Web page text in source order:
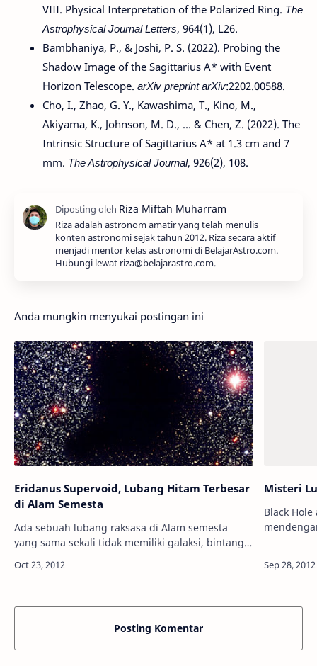
VIII. Physical Interpretation of the Polarized Ring. The
Astrophysical Journal Letters, 964(1), L26.
Bambhaniya, P., & Joshi, P. S. (2022). Probing the
Shadow Image of the Sagittarius A* with Event
Horizon Telescope. arXiv preprint arXiv:2202.00588.
Cho, I., Zhao, G. Y., Kawashima, T., Kino, M.,
Akiyama, K., Johnson, M. D., ... & Chen, Z. (2022). The
Intrinsic Structure of Sagittarius A* at 1.3 cm and 7
mm. The Astrophysical Journal, 926(2), 108.
Riza adalah astronom amatir yang telah menulis
konten astronomi sejak tahun 2012. Riza secara aktif
menjadi mentor kelas astronomi di BelajarAstro.com.
Hubungi lewat riza@belajarastro.com.
Anda mungkin menyukai postingan ini
Eridanus Supervoid, Lubang Hitam Terbesar
di Alam Semesta
Ada sebuah lubang raksasa di Alam semesta
yang sama sekali tidak memiliki galaksi, bintang
astronom pada hari Kamis lalu. Tim peneliti…
Misteri
Black
yang…
Posting Komentar